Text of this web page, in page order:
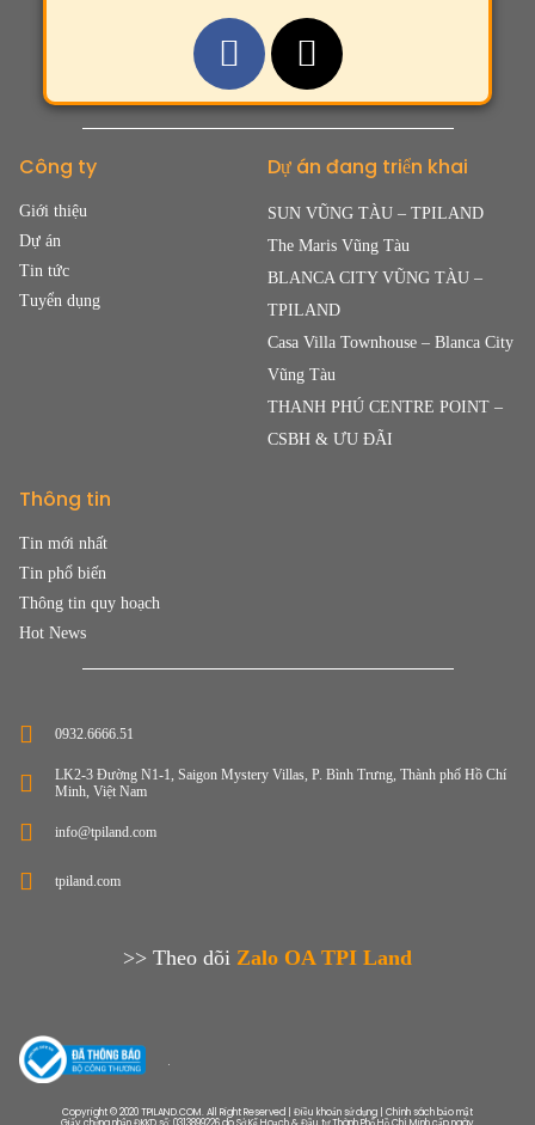
Công ty
Giới thiệu
Dự án
Tin tức
Tuyển dụng
Dự án đang triển khai
SUN VŨNG TÀU – TPILAND
The Maris Vũng Tàu
BLANCA CITY VŨNG TÀU –
TPILAND
Casa Villa Townhouse – Blanca City
Vũng Tàu
THANH PHÚ CENTRE POINT –
CSBH & ƯU ĐÃI
Thông tin
Tin mới nhất
Tin phổ biến
Thông tin quy hoạch
Hot News
0932.6666.51
LK2-3 Đường N1-1, Saigon Mystery Villas, P. Bình Trưng, Thành phố Hồ Chí
Minh, Việt Nam
info@tpiland.com
tpiland.com
>> Theo dõi Zalo OA TPI Land
Copyright © 2020 TPILAND.COM. All Right Reserved | Điều khoản sử dụng | Chính sách bảo mật